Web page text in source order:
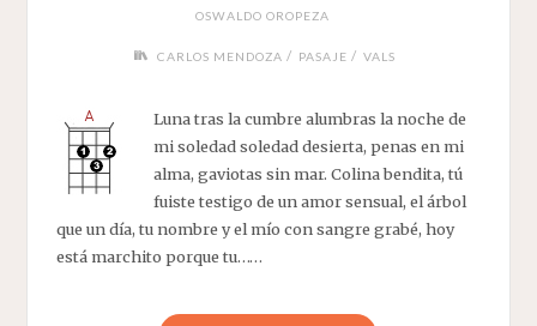
OSWALDO OROPEZA
CARLOS MENDOZA / PASAJE / VALS
Luna tras la cumbre alumbras la noche de
mi soledad soledad desierta, penas en mi
alma, gaviotas sin mar. Colina bendita, tú
fuiste testigo de un amor sensual, el árbol
que un día, tu nombre y el mío con sangre grabé, hoy
está marchito porque tu……